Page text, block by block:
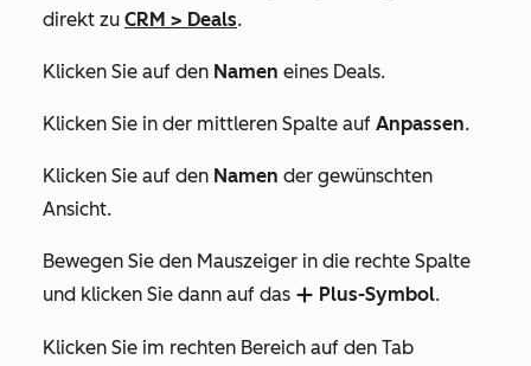
direkt zu CRM > Deals.
Klicken Sie auf den Namen eines Deals.
Klicken Sie in der mittleren Spalte auf Anpassen.
Klicken Sie auf den Namen der gewünschten
Ansicht.
Bewegen Sie den Mauszeiger in die rechte Spalte
und klicken Sie dann auf das addIcon Plus-Symbol.
Klicken Sie im rechten Bereich auf den Tab